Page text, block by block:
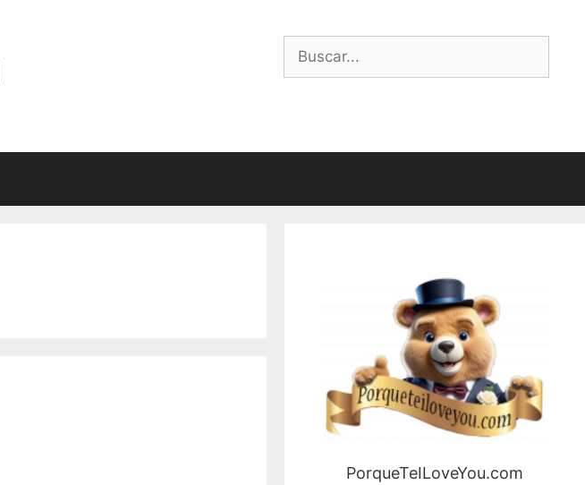
Buscar:
PorqueTeILoveYou.com